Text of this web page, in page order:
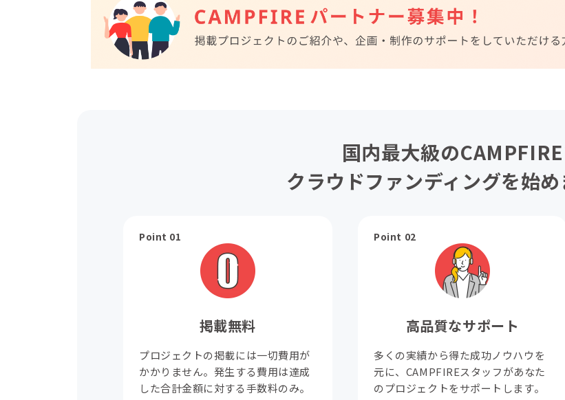
国内最大級の
クラウドファンディングを始め
Point 01
掲載無料
プロジェクトの掲載には一切費用が
かかりません。発生する費用は達成
した合計金額に対する手数料のみ。
Point 02
高品質なサポート
多くの実績から得た成功ノウハウを
元に、CAMPFIREスタッフがあなた
のプロジェクトをサポートします。